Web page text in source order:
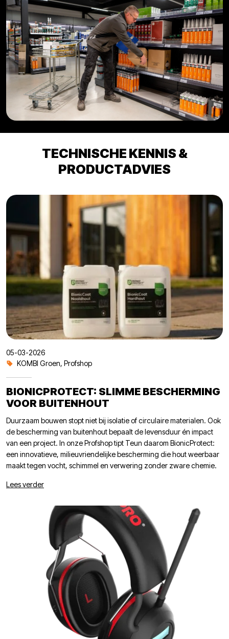
TECHNISCHE KENNIS &
PRODUCTADVIES
05-03-2026
KOMBI Groen, Profshop
BIONICPROTECT: SLIMME BESCHERMING
VOOR BUITENHOUT
Duurzaam bouwen stopt niet bij isolatie of circulaire materialen. Ook
de bescherming van buitenhout bepaalt de levensduur én impact
van een project. In onze Profshop tipt Teun daarom BionicProtect:
een innovatieve, milieuvriendelijke bescherming die hout weerbaar
maakt tegen vocht, schimmel en verwering zonder zware chemie.
Lees verder